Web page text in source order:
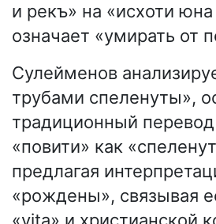
и рекъ» на «исхоти юна
означает «умирать от
Сулейменов
трубами спеленуты»,
традиционный перевод
«повити» как
предлагая
«рождены», связывая